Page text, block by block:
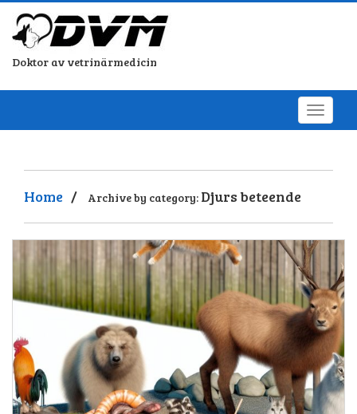
Doktor av vetrinärmedicin
Home / Archive by category: Djurs beteende